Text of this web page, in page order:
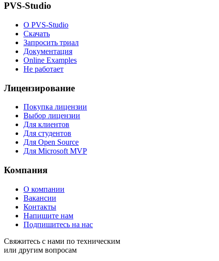
PVS-Studio
О PVS-Studio
Скачать
Запросить триал
Документация
Online Examples
Не работает
Лицензирование
Покупка лицензии
Выбор лицензии
Для клиентов
Для студентов
Для Open Source
Для Microsoft MVP
Компания
О компании
Вакансии
Контакты
Напишите нам
Подпишитесь на нас
Свяжитесь с нами по техническим
или другим вопросам